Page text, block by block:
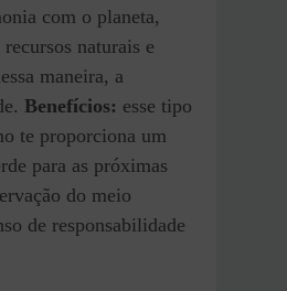
com o planeta,
naturais e
maneira, a
Benefícios: esse tipo
te proporciona um
para as próximas
do meio
de responsabilidade